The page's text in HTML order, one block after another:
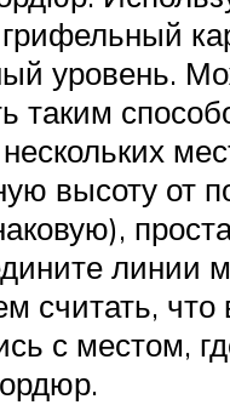
грифельный
уровень.
таким
высоту от
линии
считать,
с местом,